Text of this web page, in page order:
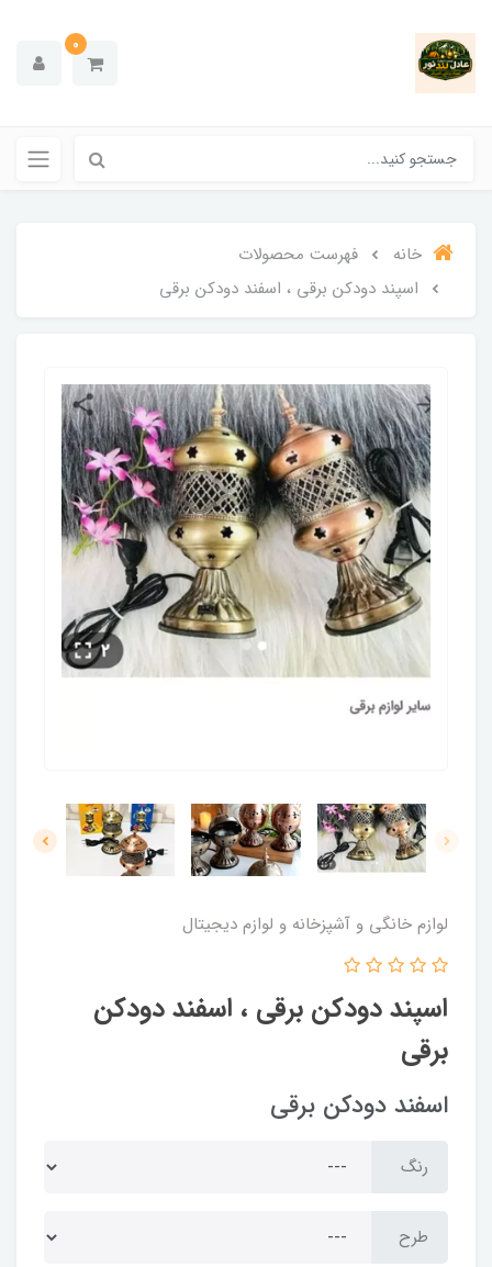
0
خانه
فهرست محصولات
اسپند دودکن برقی ، اسفند دودکن برقی
لوازم خانگی و آشپزخانه و لوازم دیجیتال
اسپند دودکن برقی ، اسفند دودکن
برقی
اسفند دودکن برقی
رنگ
طرح